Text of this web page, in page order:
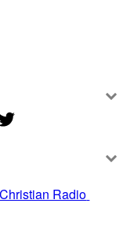
Radio